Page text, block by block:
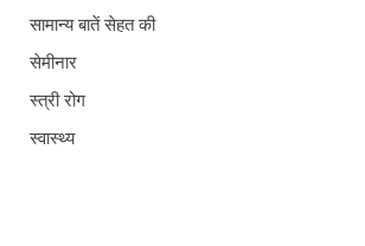
सामान्य बातें सेहत की
सेमीनार
स्त्री रोग
स्वास्थ्य